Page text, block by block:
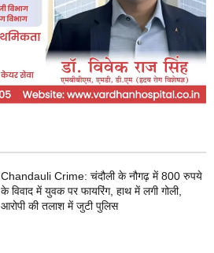
Chandauli Crime: चंदौली के नौगढ़ में 800 रुपये
के विवाद में युवक पर फायरिंग, हाथ में लगी गोली,
आरोपी की तलाश में जुटी पुलिस